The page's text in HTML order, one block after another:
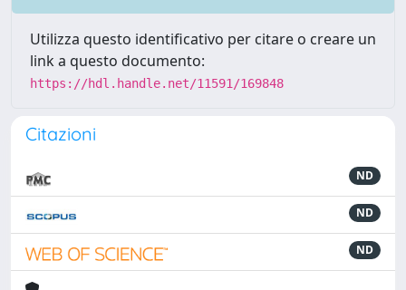
Utilizza questo identificativo per citare o creare un
link a questo documento:
https://hdl.handle.net/11591/169848
Citazioni
ND
ND
ND